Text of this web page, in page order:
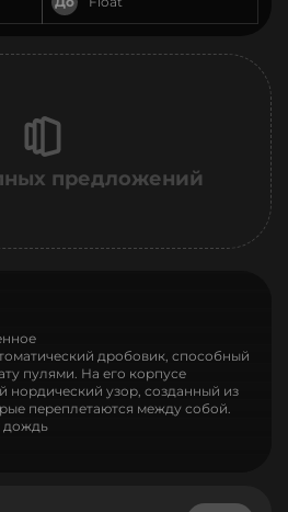
предложений
дробовик, способный
пулями. На его корпусе
нордический узор, созданный из
переплетаются между собой.
дождь